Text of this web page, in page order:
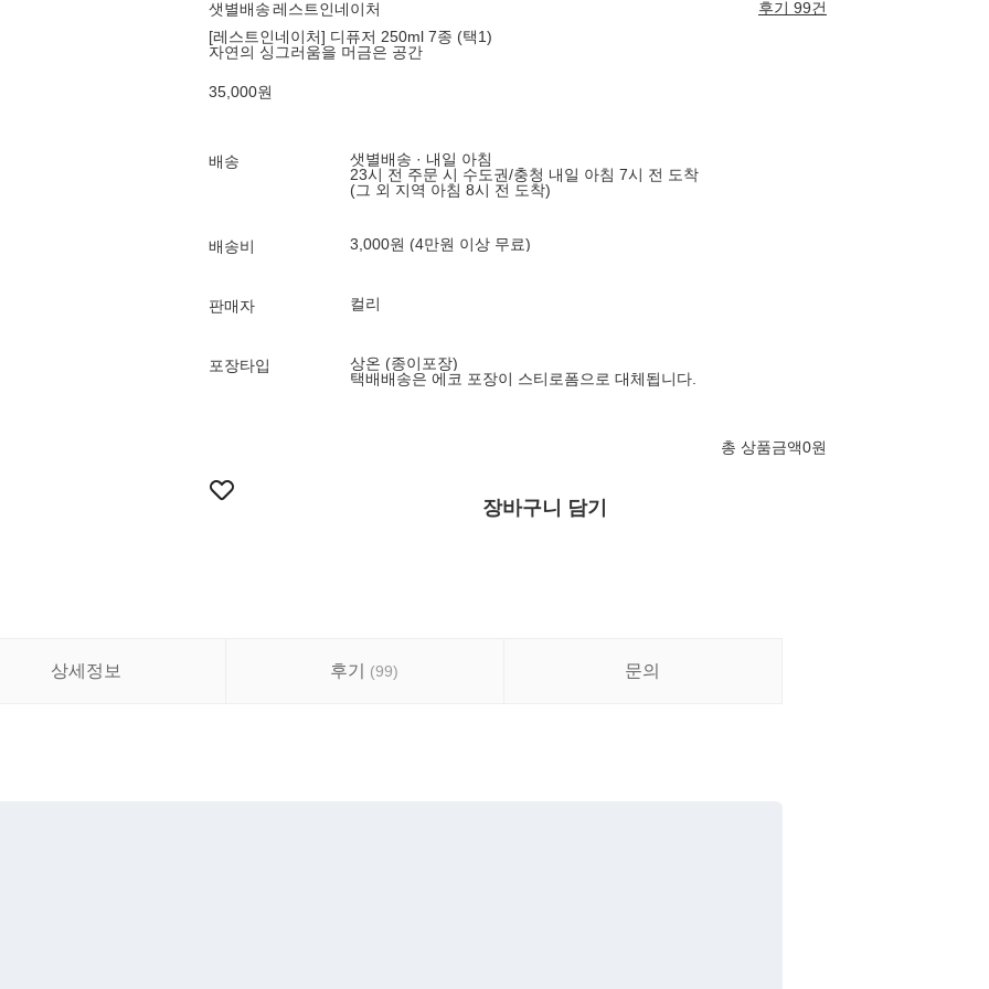
샛별배송레스트인네이처
후기 99건
[레스트인네이처] 디퓨저 250ml 7종 (택1)
자연의 싱그러움을 머금은 공간
35,000원
배송
샛별배송 · 내일 아침
23시 전 주문 시 수도권/충청 내일 아침 7시 전 도착
(그 외 지역 아침 8시 전 도착)
배송비 3,000원 (4만원 이상 무료)
판매자 컬리
포장타입
상온 (종이포장)
택배배송은 에코 포장이 스티로폼으로 대체됩니다.
총 상품금액0원
장바구니 담기
상세정보 후기 (99) 문의